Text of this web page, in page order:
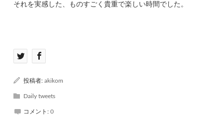
それを実感した、ものすごく貴重で楽しい時間でした。
投稿者:akikom
Daily tweets
コメント:0